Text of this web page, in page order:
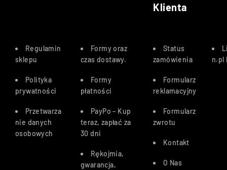
Klienta
Regulamin
sklepu
Polityka
prywatności
Przetwarza
nie danych
osobowych
Formy oraz
czas dostawy.
Formy
płatności
PayPo – Kup
teraz, zapłać za
30 dni
Rękojmia,
gwarancja,
Status
zamówienia
Formularz
reklamacyjny
Formularz
zwrotu
Kontakt
O Nas
n.pl